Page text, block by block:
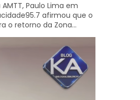
Paulo Lima em
afirmou que o
o retorno da Zona...